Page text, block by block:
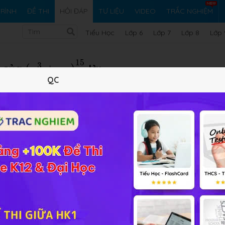
ĐỀ THI HỎI ĐÁP TƯ LIỆU VIDEO TRẮC NGHIỆM
Tiểu Học Lớp 6 Lớp 7 Lớp 8 Lớp
của(x3 + xy)15
( 3 15
là:
Vi
Giải bài tập Toán 11 Chương 2 Bài 3
QC